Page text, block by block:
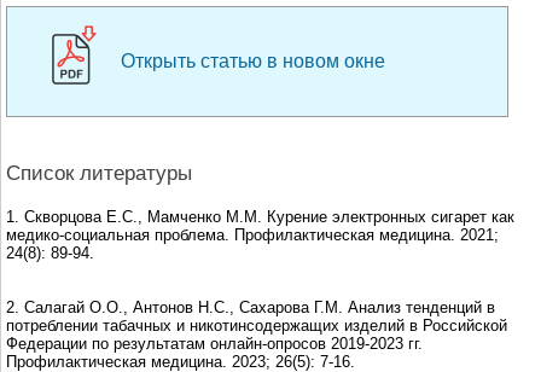
Открыть статью в новом окне
Список литературы
1. Скворцова Е.С., Мамченко М.М. Курение электронных сигарет как
медико-социальная проблема. Профилактическая медицина. 2021;
24(8): 89-94.
2. Салагай О.О., Антонов Н.С., Сахарова Г.М. Анализ тенденций в
потреблении табачных и никотинсодержащих изделий в Российской
Федерации по результатам онлайн-опросов 2019-2023 гг.
Профилактическая медицина. 2023; 26(5): 7-16.